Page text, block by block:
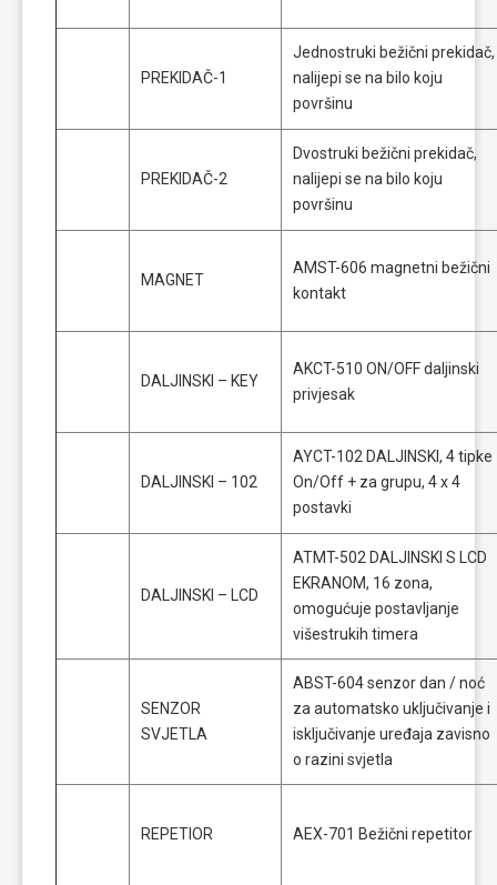
PREKIDAČ-1
Jednostruki bežični prekidač,
nalijepi se na bilo koju
površinu
PREKIDAČ-2
Dvostruki bežični prekidač,
nalijepi se na bilo koju
površinu
MAGNET
AMST-606 magnetni bežični
kontakt
DALJINSKI – KEY
AKCT-510 ON/OFF daljinski
privjesak
DALJINSKI – 102
AYCT-102 DALJINSKI, 4 tipke
On/Off + za grupu, 4 x 4
postavki
DALJINSKI – LCD
ATMT-502 DALJINSKI S LCD
EKRANOM, 16 zona,
omogućuje postavljanje
višestrukih timera
SENZOR
SVJETLA
ABST-604 senzor dan / noć
za automatsko uključivanje i
isključivanje uređaja zavisno
o razini svjetla
REPETIOR AEX-701 Bežični repetitor